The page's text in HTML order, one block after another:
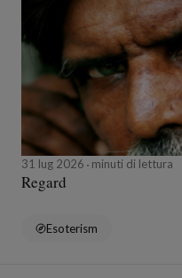
31 lug 2026 minuti di lettura
Regard
Esoterism